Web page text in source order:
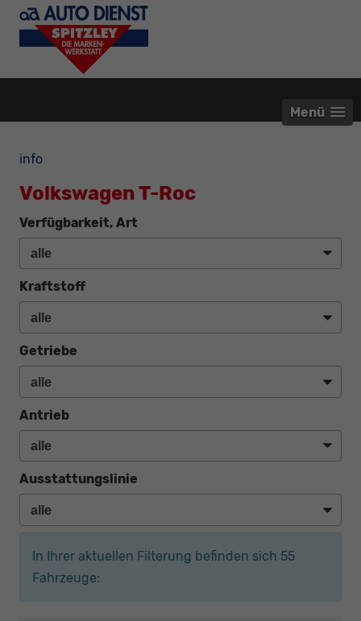
Menü
info
Volkswagen T-Roc
Verfügbarkeit, Art
Kraftstoff
Getriebe
Antrieb
Ausstattungslinie
In Ihrer aktuellen Filterung befinden sich 55
Fahrzeuge: